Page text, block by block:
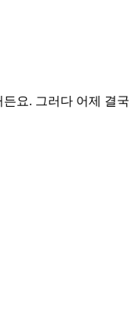
요. 그러다 어제 결